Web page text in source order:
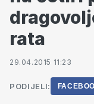
rata
29.04.2015 11:23
PODIJELI: